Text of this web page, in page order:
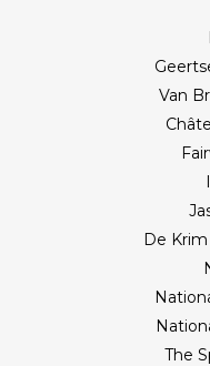
Van
De
The